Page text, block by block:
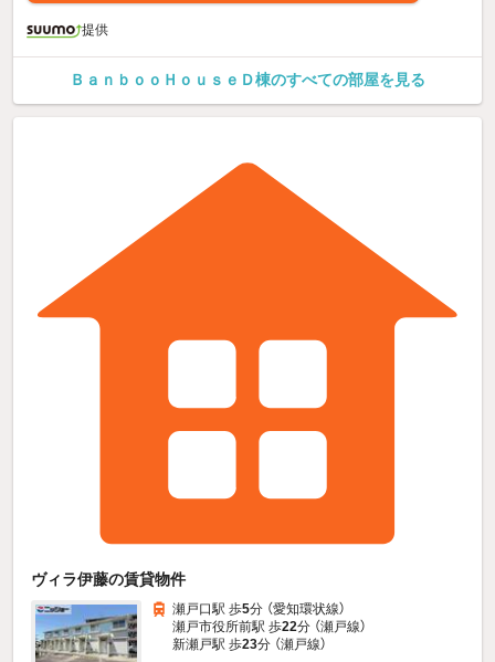
提供
ＢａｎｂｏｏＨｏｕｓｅＤ棟のすべての部屋を見る
ヴィラ伊藤の賃貸物件
瀬戸口駅 歩5分 （愛知環状線）
瀬戸市役所前駅 歩22分 （瀬戸線）
新瀬戸駅 歩23分 （瀬戸線）